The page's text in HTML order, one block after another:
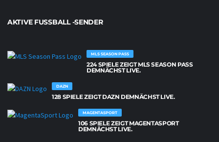
AKTIVE FUSSBALL -SENDER
MLS SEASON PASS
224 SPIELE ZEIGT MLS SEASON PASS
DEMNÄCHST LIVE.
DAZN
128 SPIELE ZEIGT DAZN DEMNÄCHST LIVE.
MAGENTASPORT
106 SPIELE ZEIGT MAGENTASPORT
DEMNÄCHST LIVE.